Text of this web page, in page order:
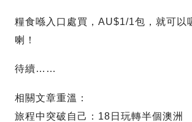
糧食喺入口處買，AU$1/1包，就可以
喇！
待續……
相關文章重溫：
旅程中突破自己：18日玩轉半個澳洲